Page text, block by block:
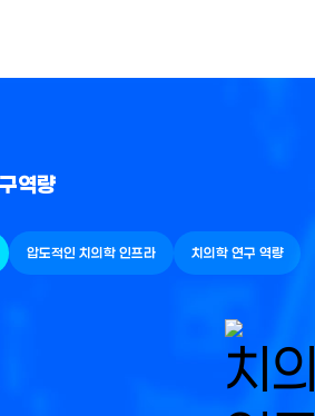
역량
압도적인 치의학 인프라 치의학 연구 역량